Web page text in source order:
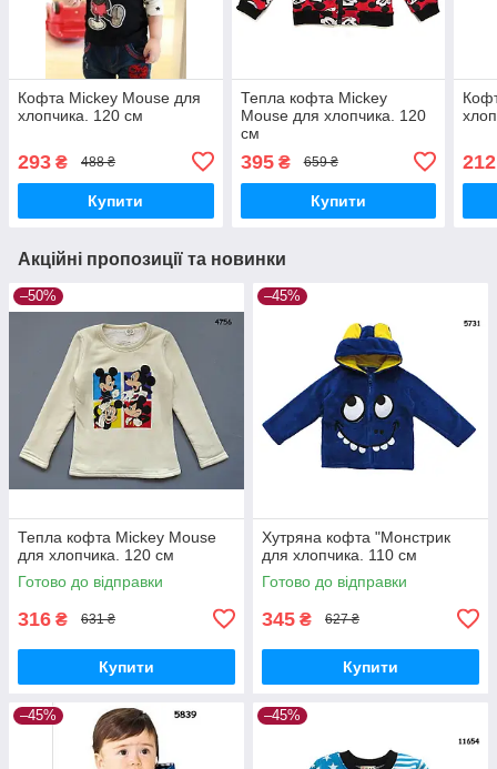
Кофта Mickey Mouse для
хлопчика. 120 см
293 ₴ 488 ₴
Купити
Тепла кофта Mickey
Mouse для хлопчика. 120
см
395₴ 659 ₴
Купити
212
Акційні пропозиції та новинки
–50%
Тепла кофта Mickey Mouse
для хлопчика. 120 см
Готово до відправки
316 ₴ 631 ₴
Купити
–45%
Хутряна кофта "Монстрик
для хлопчика. 110 см
Готово до відправки
345 ₴ 627 ₴
Купити
–45% –45%